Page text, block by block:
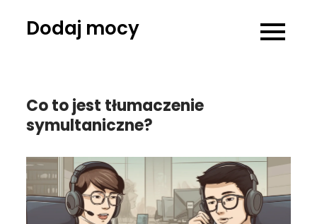
Dodaj mocy
Co to jest tłumaczenie
symultaniczne?